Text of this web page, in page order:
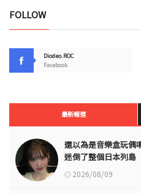
FOLLOW
Diodeo.ROC
Facebook
最新報道
還以為是音樂盒玩偶
迷倒了整個日本列島
2026/08/09